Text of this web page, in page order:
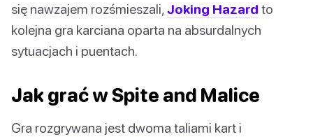
się nawzajem rozśmieszali, Joking Hazard to
kolejna gra karciana oparta na absurdalnych
sytuacjach i puentach.
Jak grać w Spite and Malice
Gra rozgrywana jest dwoma taliami kart i